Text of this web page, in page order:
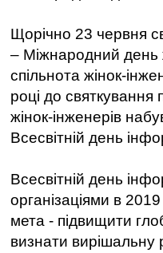
Щорічно 23 червня
– Міжнародний день
спільнота жінок-
році до
жінок-інженерів
Всесвітній день
Всесвітній день
організаціями в
мета - підвищити
визнати вирішальну